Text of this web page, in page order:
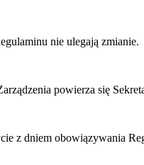
nie ulegają zmianie.
powierza się
z dniem obowiązywania